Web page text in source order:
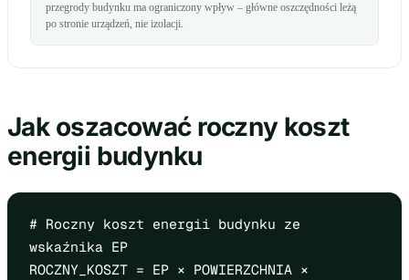
przegrody budynku ma ograniczony wpływ – główne oszczędności leżą
po stronie urządzeń, nie izolacji.
Jak oszacować roczny koszt
energii budynku
# Roczny koszt energii budynku ze
wskaźnika EP
ROCZNY_KOSZT = EP × POWIERZCHNIA ×